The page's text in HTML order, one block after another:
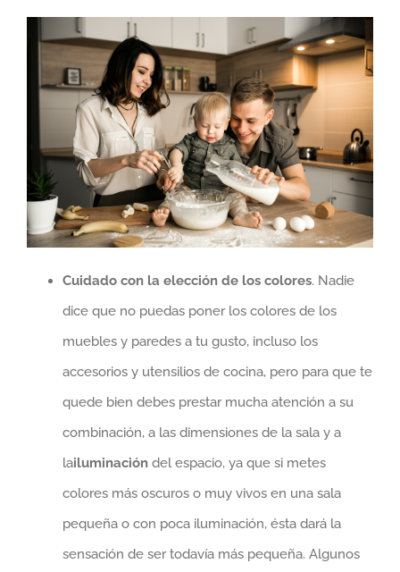
Cuidado con la elección de los colores. Nadie
dice que no puedas poner los colores de los
muebles y paredes a tu gusto, incluso los
accesorios y utensilios de cocina, pero para que te
quede bien debes prestar mucha atención a su
combinación, a las dimensiones de la sala y a
lailuminación del espacio, ya que si metes
colores más oscuros o muy vivos en una sala
pequeña o con poca iluminación, ésta dará la
sensación de ser todavía más pequeña. Algunos